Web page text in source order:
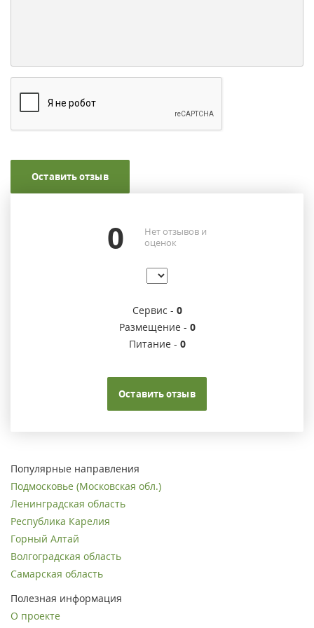
Оставить отзыв
0
Нет отзывов и
оценок
Сервис - 0
Размещение - 0
Питание - 0
Оставить отзыв
Популярные направления
Подмосковье (Московская обл.)
Ленинградская область
Республика Карелия
Горный Алтай
Волгоградская область
Самарская область
Полезная информация
О проекте